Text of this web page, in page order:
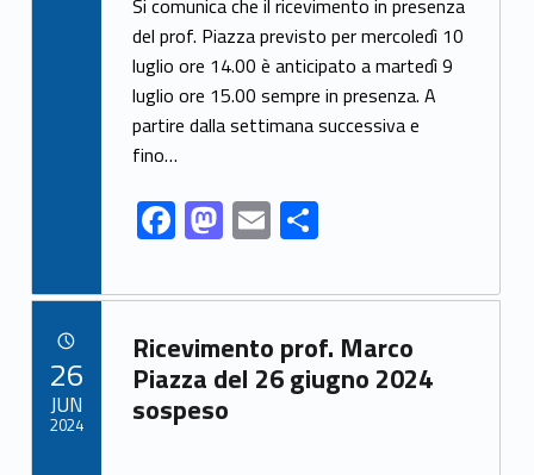
e
b
o
o
k
to
d
o
ai
l
ar
e
Si comunica che il ricevimento in presenza
del prof. Piazza previsto per mercoledì 10
luglio ore 14.00 è anticipato a martedì 9
luglio ore 15.00 sempre in presenza. A
partire dalla settimana successiva e
fino…
F
ac
e
b
o
o
M
as
to
d
o
n
E
m
ai
l
S
ar
e
Link identifier archive #link-archive-24220
Ricevimento prof. Marco
Piazza del 26 giugno 2024
sospeso
26
JUN
2024